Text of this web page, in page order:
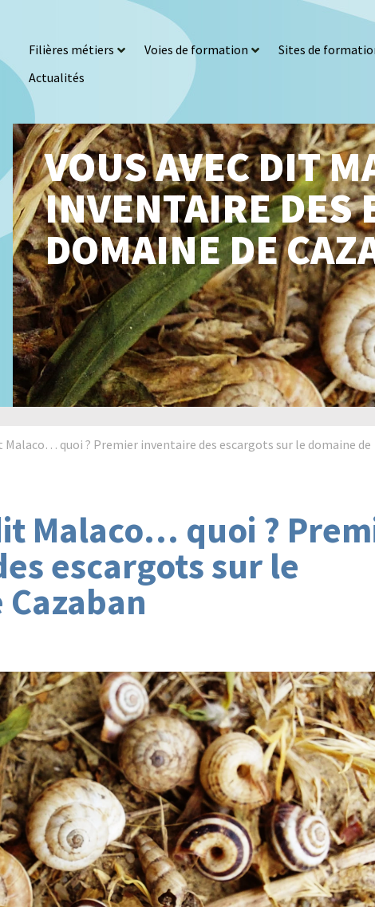
Filières métiers Voies de formation Sites de
Actualités
VOUS AVEC DIT
INVENTAIRE DES
DOMAINE DE
Malaco… quoi ? Premier inventaire des escargots sur le domaine de
Malaco… quoi ?
escargots sur le